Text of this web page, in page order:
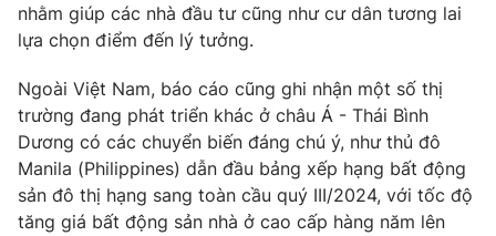
® Cấm sao chép dưới mọi hình thức nếu không có sự chấp
thuận bằng văn bản. Ghi rõ nguồn VTV.vn khi phát hành lại
thông tin từ website này.
nhằm giúp các nhà đầu tư cũng như cư dân tương lai
lựa chọn điểm đến lý tưởng.
Ngoài Việt Nam, báo cáo cũng ghi nhận một số thị
trường đang phát triển khác ở châu Á - Thái Bình
Dương có các chuyển biến đáng chú ý, như thủ đô
Manila (Philippines) dẫn đầu bảng xếp hạng bất động
sản đô thị hạng sang toàn cầu quý III/2024, với tốc độ
tăng giá bất động sản nhà ở cao cấp hàng năm lên